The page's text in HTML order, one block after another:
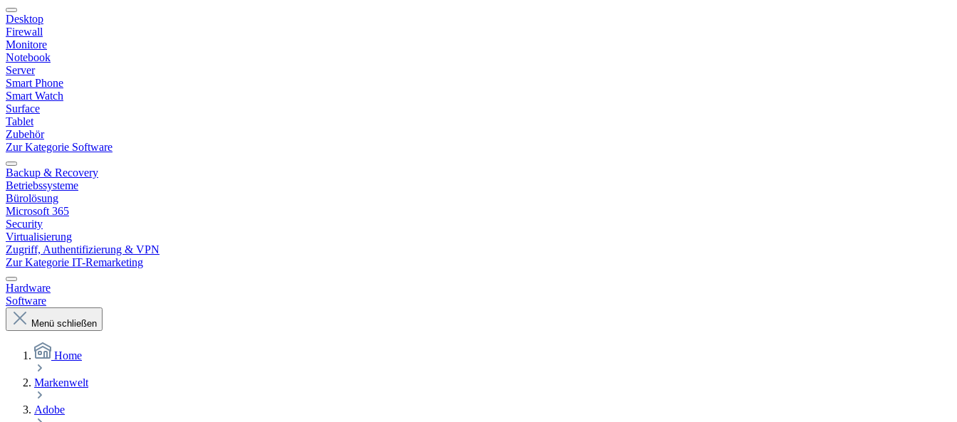
Desktop
Firewall
Monitore
Notebook
Server
Smart Phone
Smart Watch
Surface
Tablet
Zubehör
Zur Kategorie Software
Backup & Recovery
Betriebssysteme
Bürolösung
Microsoft 365
Security
Virtualisierung
Zugriff, Authentifizierung & VPN
Zur Kategorie IT-Remarketing
Hardware
Software
Menü schließen
Home
Markenwelt
Adobe